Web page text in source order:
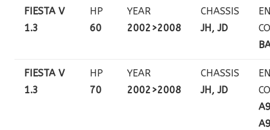
FIESTA V
1.3
HP
60
YEAR
2002>2008
CHASSIS
JH, JD
FIESTA V
1.3
HP
70
YEAR
2002>2008
CHASSIS
JH, JD